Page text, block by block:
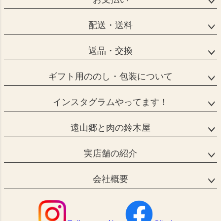
配送・送料
返品・交換
ギフト用ののし・包装について
インスタグラムやってます！
遠山郷と肉の鈴木屋
実店舗の紹介
会社概要